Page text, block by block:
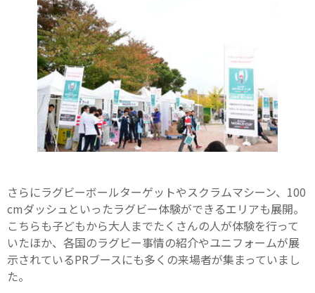
さらにラグビーボールターゲットやスクラムマシーン、100
cmダッシュといったラグビー体験ができるエリアも展開。
こちらも子どもから大人までたくさんの人が体験を行って
いたほか、各国のラグビー事情の紹介やユニフォームが展
示されているPRブースにも多くの来場者が集まっていまし
た。